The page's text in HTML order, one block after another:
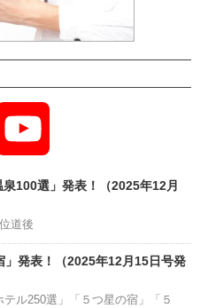
Channel
100選」発表！（2025年12月
道後
」発表！（2025年12月15日号発
ル250選」「５つ星の宿」「５